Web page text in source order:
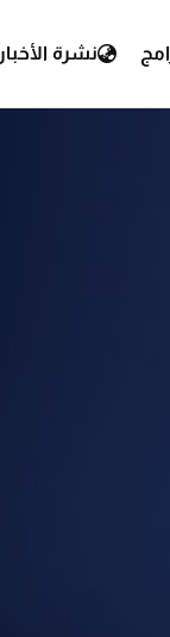
نشرة الأخبار